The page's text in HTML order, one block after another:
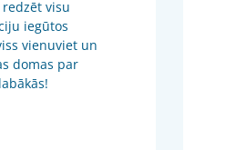
visu
iegūtos
vienuviet un
domas par